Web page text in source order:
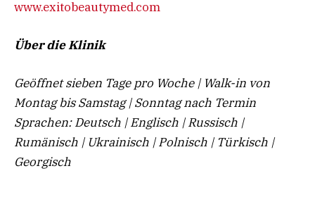
www.exitobeautymed.com
Über die Klinik
Geöffnet sieben Tage pro Woche | Walk-in von
Montag bis Samstag | Sonntag nach Termin
Sprachen: Deutsch | Englisch | Russisch |
Rumänisch | Ukrainisch | Polnisch | Türkisch |
Georgisch